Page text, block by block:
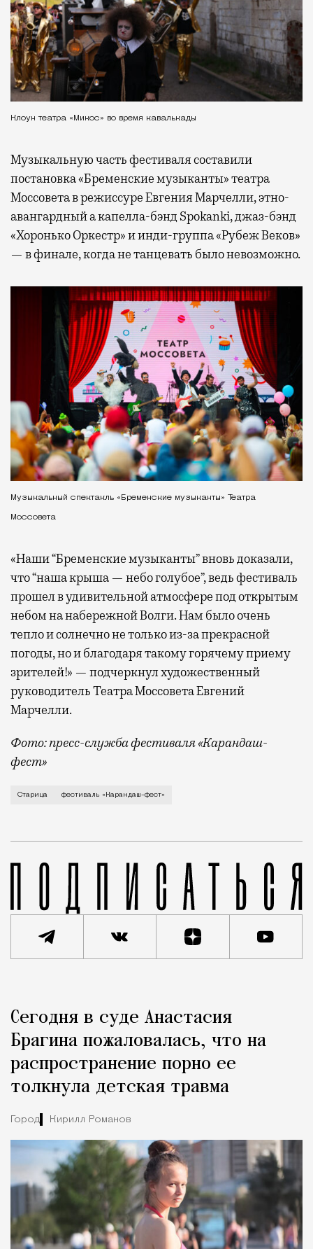
Клоун театра «Микос» во время кавалькады
Музыкальную часть фестиваля составили
постановка «Бременские музыканты» театра
Моссовета в режиссуре Евгения Марчелли, этно-
авангардный а капелла-бэнд Spokanki, джаз-бэнд
«Хоронько Оркестр» и инди-группа «Рубеж Веков»
— в финале, когда не танцевать было невозможно.
Музыкальный спектакль «Бременские музыканты» Театра
Моссовета
«Наши “Бременские музыканты” вновь доказали,
что “наша крыша — небо голубое”, ведь фестиваль
прошел в удивительной атмосфере под открытым
небом на набережной Волги. Нам было очень
тепло и солнечно не только из-за прекрасной
погоды, но и благодаря такому горячему приему
зрителей!» — подчеркнул художественный
руководитель Театра Моссовета Евгений
Марчелли.
Фото: пресс-служба фестиваля «Карандаш-
фест»
В минувший уикенд маленькая Старица в
Старица фестиваль «Карандаш-фест»
Город
Сегодня в суде Анастасия
Брагина пожаловалась, что на
распространение порно ее
толкнула детская травма
Город Кирилл Романов